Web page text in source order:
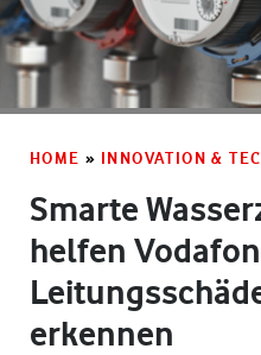
HOME » INNOVATION &
Smarte
helfen
erkennen